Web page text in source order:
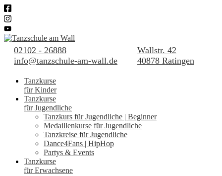
02102 - 26888
info@tanzschule-am-wall.de
Wallstr. 42
40878 Ratingen
Tanzkurse
für Kinder
Tanzkurse
für Jugendliche
Tanzkurs für Jugendliche | Beginner
Medaillenkurse für Jugendliche
Tanzkreise für Jugendliche
Dance4Fans | HipHop
Partys & Events
Tanzkurse
für Erwachsene